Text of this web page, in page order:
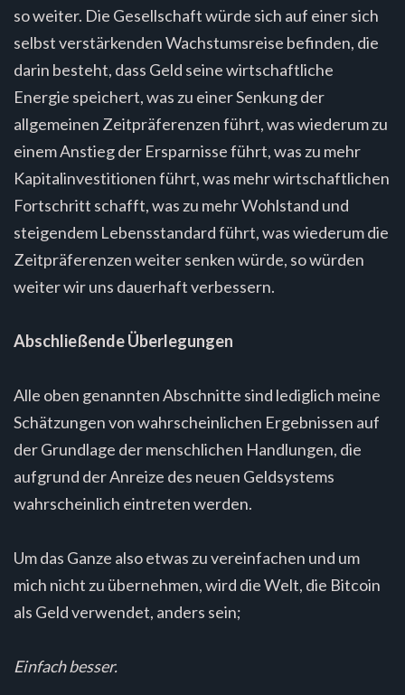
so weiter. Die Gesellschaft würde sich auf einer sich
selbst verstärkenden Wachstumsreise befinden, die
darin besteht, dass Geld seine wirtschaftliche
Energie speichert, was zu einer Senkung der
allgemeinen Zeitpräferenzen führt, was wiederum zu
einem Anstieg der Ersparnisse führt, was zu mehr
Kapitalinvestitionen führt, was mehr wirtschaftlichen
Fortschritt schafft, was zu mehr Wohlstand und
steigendem Lebensstandard führt, was wiederum die
Zeitpräferenzen weiter senken würde, so würden
weiter wir uns dauerhaft verbessern.
Abschließende Überlegungen
Alle oben genannten Abschnitte sind lediglich meine
Schätzungen von wahrscheinlichen Ergebnissen auf
der Grundlage der menschlichen Handlungen, die
aufgrund der Anreize des neuen Geldsystems
wahrscheinlich eintreten werden.
Um das Ganze also etwas zu vereinfachen und um
mich nicht zu übernehmen, wird die Welt, die Bitcoin
als Geld verwendet, anders sein;
Einfach besser.